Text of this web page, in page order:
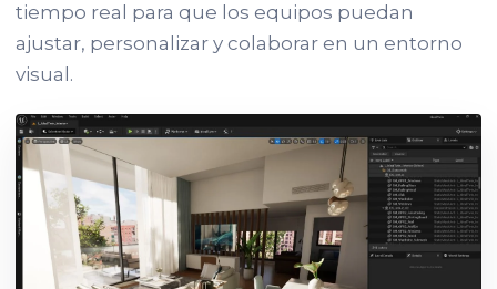
tiempo real para que los equipos puedan
ajustar, personalizar y colaborar en un entorno
visual.